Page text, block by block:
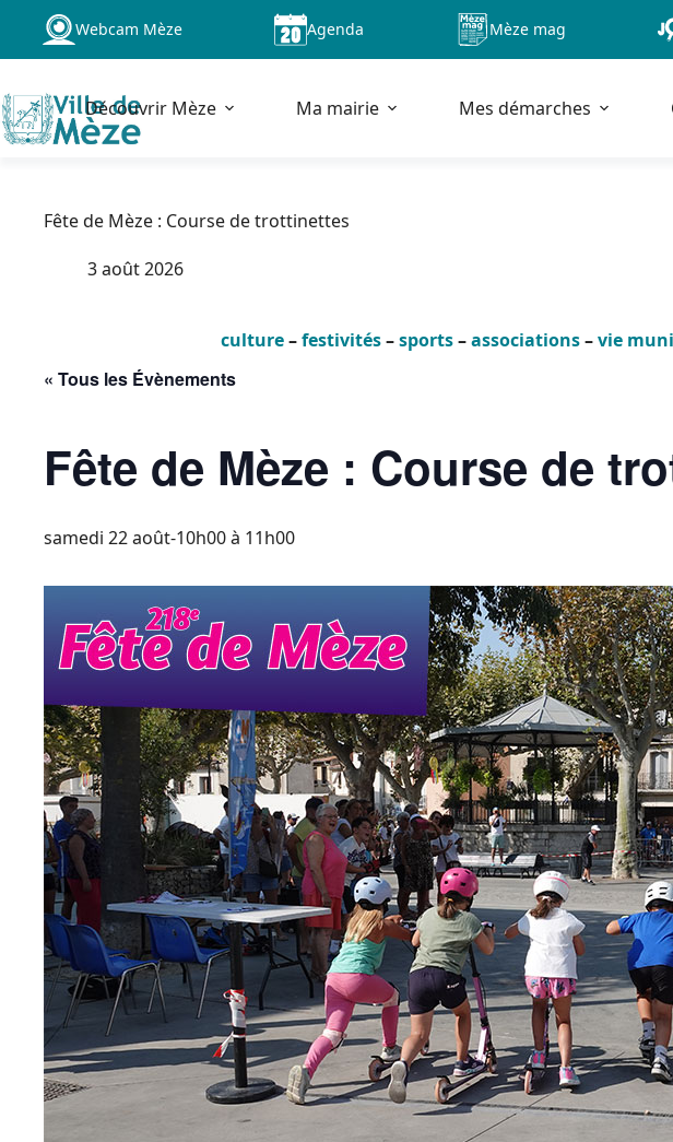
Passer
contenu
Webcam Mèze Agenda Mèze mag
Découvrir Mèze Ma mairie Mes démarches
Fête de Mèze : Course de trottinettes
3 août 2026
culture–festivités–sports–associations–vie
« Tous les Évènements
Fête de Mèze : Course de
samedi 22 août-10h00à 11h00